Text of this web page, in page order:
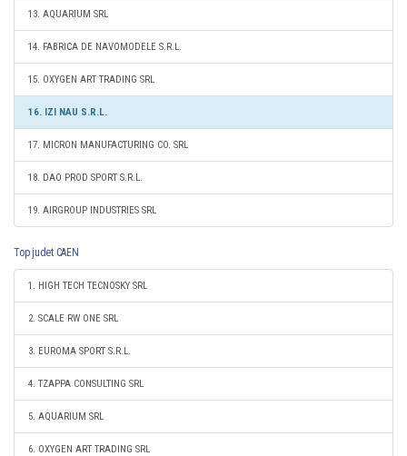
13. AQUARIUM SRL
14. FABRICA DE NAVOMODELE S.R.L.
15. OXYGEN ART TRADING SRL
16. IZI NAU S.R.L.
17. MICRON MANUFACTURING CO. SRL
18. DAO PROD SPORT S.R.L.
19. AIRGROUP INDUSTRIES SRL
Top judet CAEN
1. HIGH TECH TECNOSKY SRL
2. SCALE RW ONE SRL
3. EUROMA SPORT S.R.L.
4. TZAPPA CONSULTING SRL
5. AQUARIUM SRL
6. OXYGEN ART TRADING SRL